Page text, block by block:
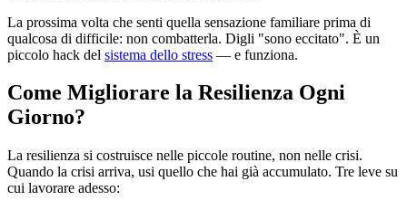
La prossima volta che senti quella sensazione familiare prima di
qualcosa di difficile: non combatterla. Digli "sono eccitato". È un
piccolo hack del sistema dello stress — e funziona.
Come Migliorare la Resilienza Ogni
Giorno?
La resilienza si costruisce nelle piccole routine, non nelle crisi.
Quando la crisi arriva, usi quello che hai già accumulato. Tre leve su
cui lavorare adesso: